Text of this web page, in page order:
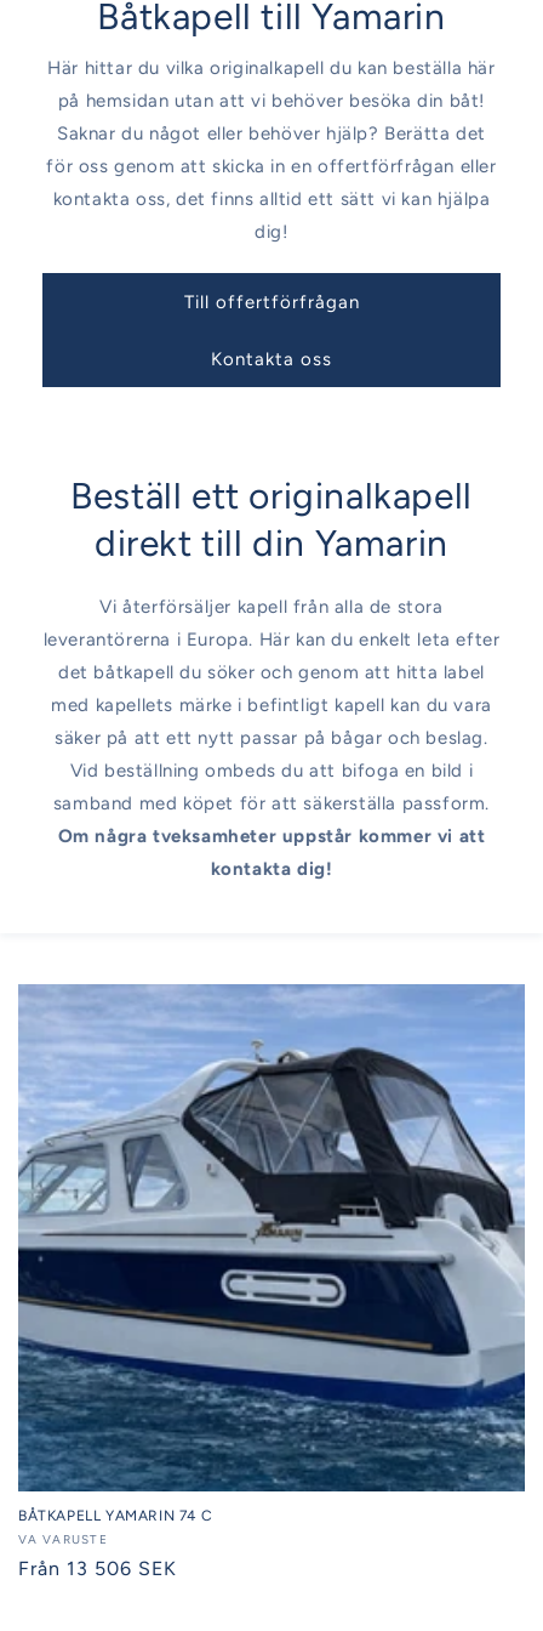
Båtkapell till Yamarin
Här hittar du vilka originalkapell du kan beställa här
på hemsidan utan att vi behöver besöka din båt!
Saknar du något eller behöver hjälp? Berätta det
för oss genom att skicka in en offertförfrågan eller
kontakta oss, det finns alltid ett sätt vi kan hjälpa
dig!
Till offertförfrågan
Kontakta oss
Beställ ett originalkapell
direkt till din Yamarin
Vi återförsäljer kapell från alla de stora
leverantörerna i Europa. Här kan du enkelt leta efter
det båtkapell du söker och genom att hitta label
med kapellets märke i befintligt kapell kan du vara
säker på att ett nytt passar på bågar och beslag.
Vid beställning ombeds du att bifoga en bild i
samband med köpet för att säkerställa passform.
Om några tveksamheter uppstår kommer vi att
kontakta dig!
BÅTKAPELL YAMARIN 74 C
Säljare:
VA VARUSTE
Ordinarie
Från 13 506 SEK